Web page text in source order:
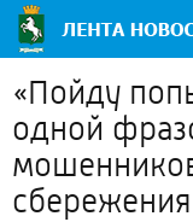
«Пойду
одной
сбережения